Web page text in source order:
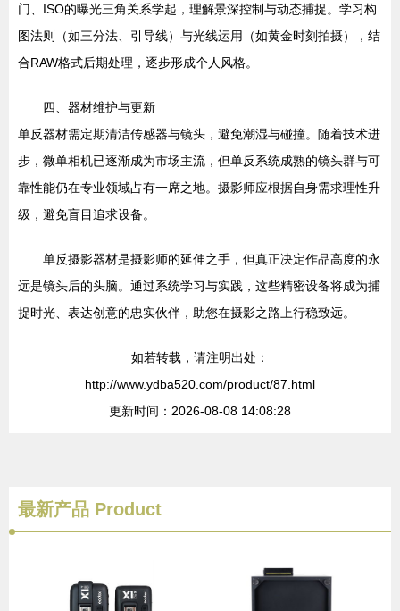
门、ISO的曝光三角关系学起，理解景深控制与动态捕捉。学习构
图法则（如三分法、引导线）与光线运用（如黄金时刻拍摄），结
合RAW格式后期处理，逐步形成个人风格。
四、器材维护与更新
单反器材需定期清洁传感器与镜头，避免潮湿与碰撞。随着技术进
步，微单相机已逐渐成为市场主流，但单反系统成熟的镜头群与可
靠性能仍在专业领域占有一席之地。摄影师应根据自身需求理性升
级，避免盲目追求设备。
单反摄影器材是摄影师的延伸之手，但真正决定作品高度的永
远是镜头后的头脑。通过系统学习与实践，这些精密设备将成为捕
捉时光、表达创意的忠实伙伴，助您在摄影之路上行稳致远。
如若转载，请注明出处：
http://www.ydba520.com/product/87.html
更新时间：2026-08-08 14:08:28
最新产品 Product